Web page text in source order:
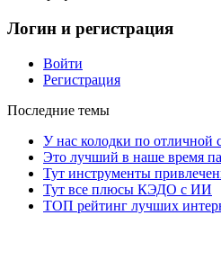
Логин и регистрация
Войти
Регистрация
Последние темы
У нас колодки по отличной
Это лучший в наше время
Тут инструменты
Тут все плюсы КЭДО с ИИ
ТОП рейтинг лучших